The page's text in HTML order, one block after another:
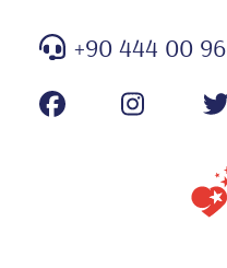
+90 444 00 96